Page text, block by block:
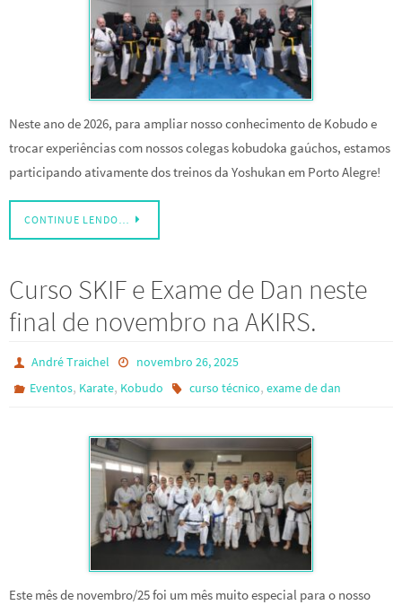
Neste ano de 2026, para ampliar nosso conhecimento de Kobudo e
trocar experiências com nossos colegas kobudoka gaúchos, estamos
participando ativamente dos treinos da Yoshukan em Porto Alegre!
CONTINUE LENDO…
Curso SKIF e Exame de Dan neste
final de novembro na AKIRS.
André Traichel
novembro 26, 2025
Eventos, Karate, Kobudo curso técnico, exame de dan
Este mês de novembro/25 foi um mês muito especial para o nosso